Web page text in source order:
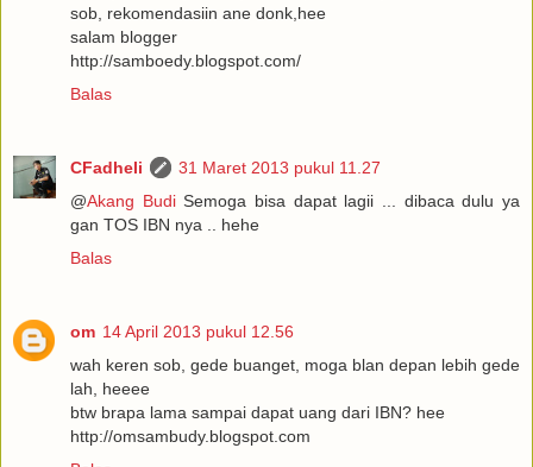
sob, rekomendasiin ane donk,hee
salam blogger
http://samboedy.blogspot.com/
Balas
CFadheli
31 Maret 2013 pukul 11.27
@Akang BudiSemoga bisa dapat lagii ... dibaca dulu ya
gan TOS IBN nya .. hehe
Balas
om 14 April 2013 pukul 12.56
wah keren sob, gede buanget, moga blan depan lebih gede
lah, heeee
btw brapa lama sampai dapat uang dari IBN? hee
http://omsambudy.blogspot.com